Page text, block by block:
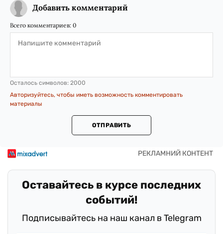
Добавить комментарий
Всего комментариев: 0
Осталось символов: 2000
Авторизуйтесь, чтобы иметь возможность комментировать
материалы
ОТПРАВИТЬ
Оставайтесь в курсе последних
событий!
Подписывайтесь на наш канал в Telegram